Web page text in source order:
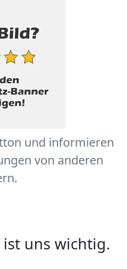
und informieren
von anderen
uns wichtig.